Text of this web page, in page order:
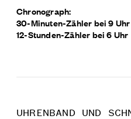
Chronograph:
30-Minuten-Zähler bei 9 Uhr
12-Stunden-Zähler bei 6 Uhr
UHRENBAND UND